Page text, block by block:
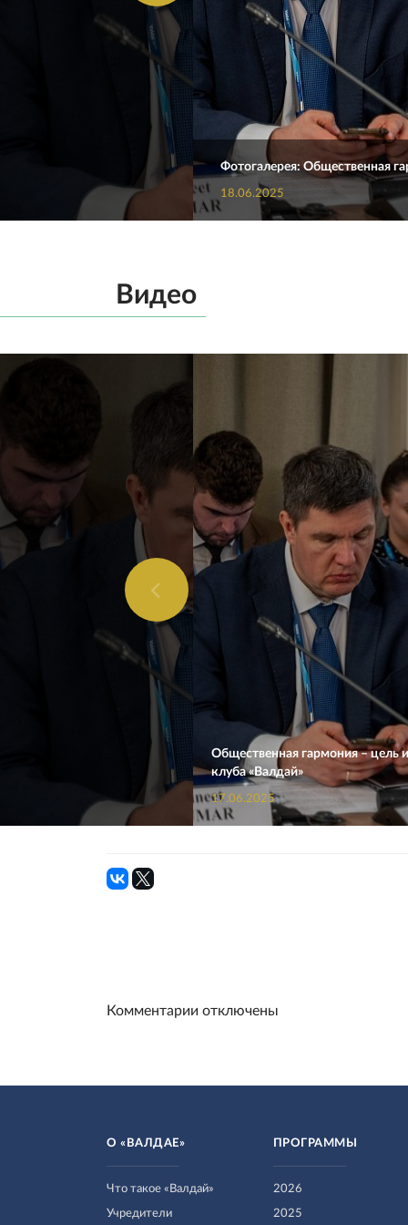
Фотогалерея: Общественная
18.06.2025
Видео
Общественная гармония – цель
клуба «Валдай»
17.06.2025
Комментарии отключены
О «ВАЛДАЕ»
Что такое «Валдай»
Учредители
ПРОГРАММЫ
2026
2025